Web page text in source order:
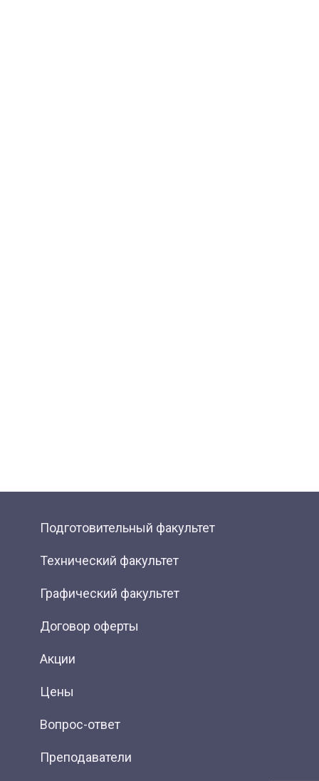
Подготовительный факультет
Технический факультет
Графический факультет
Договор оферты
Акции
Цены
Вопрос-ответ
Преподаватели